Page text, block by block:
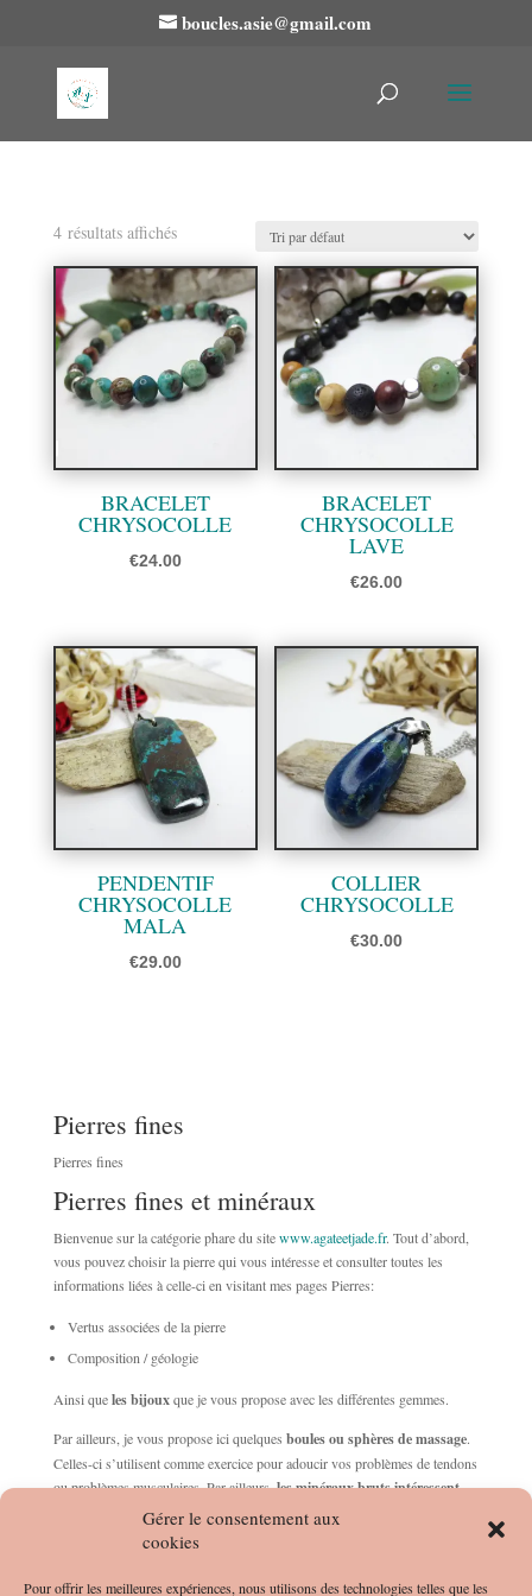
Gérer le consentement aux
cookies
Pour offrir les meilleures expériences, nous utilisons des technologies telles que les
boucles.asie@gmail.com
4 résultats affichés
BRACELET
CHRYSOCOLLE
€24.00
BRACELET
CHRYSOCOLLE
LAVE
€26.00
PENDENTIF
CHRYSOCOLLE
MALA
€29.00
COLLIER
CHRYSOCOLLE
€30.00
Pierres fines
Pierres fines
Pierres fines et minéraux
Bienvenue sur la catégorie phare du sitewww.agateetjade.fr. Tout d’abord,
vous pouvez choisir la pierre qui vous intéresse et consulter toutes les
informations liées à celle-ci en visitant mes pages Pierres:
Vertus associées de la pierre
Composition / géologie
Ainsi queles bijouxque je vous propose avec les différentes gemmes.
Par ailleurs, je vous propose ici quelques boules ou sphères de massage.
Celles-ci s’utilisent comme exercice pour adoucir vos problèmes de tendons
ou problèmes musculaires. Par ailleurs,les minéraux bruts intéressent
pour leurs vertus plus intenses.
En effet, je vous conseilled’utiliser des sphères